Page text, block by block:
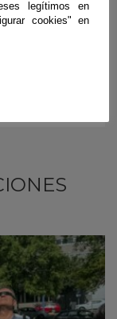
legítimos en
cookies" en